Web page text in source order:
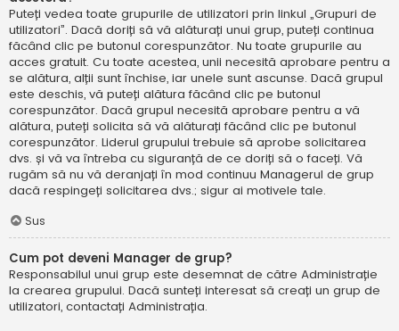
Puteți vedea toate grupurile de utilizatori prin linkul „Grupuri de
utilizatori”. Dacă doriți să vă alăturați unui grup, puteți continua
făcând clic pe butonul corespunzător. Nu toate grupurile au
acces gratuit. Cu toate acestea, unii necesită aprobare pentru a
se alătura, alții sunt închise, iar unele sunt ascunse. Dacă grupul
este deschis, vă puteți alătura făcând clic pe butonul
corespunzător. Dacă grupul necesită aprobare pentru a vă
alătura, puteți solicita să vă alăturați făcând clic pe butonul
corespunzător. Liderul grupului trebuie să aprobe solicitarea
dvs. și vă va întreba cu siguranță de ce doriți să o faceți. Vă
rugăm să nu vă deranjați în mod continuu Managerul de grup
dacă respingeți solicitarea dvs.; sigur ai motivele tale.
Sus
Cum pot deveni Manager de grup?
Responsabilul unui grup este desemnat de către Administrație
la crearea grupului. Dacă sunteți interesat să creați un grup de
utilizatori, contactați Administrația.